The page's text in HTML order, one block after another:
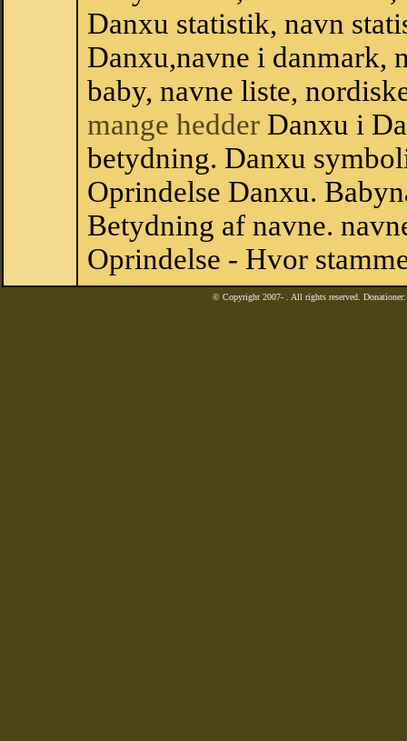
Danxu statistik, navn
Danxu,navne i danmark,
baby, navne liste,
mange hedder Danxu i
betydning. Danxu
Oprindelse Danxu.
Betydning af navne.
Oprindelse - Hvor
© Copyright 2007- . All rights reserved.